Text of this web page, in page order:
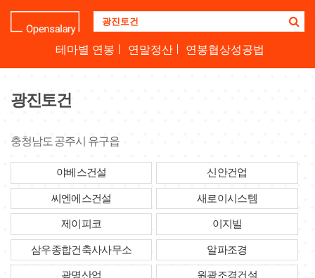
업
명
테마별 연봉 연말정산 연봉협상성공법
광진토건
충청남도 공주시 유구읍
야베스건설 신안건업
씨엔에스건설 새로이시스템
제이피코 이지빌
삼우종합건축사사무소 알파조경
광명산업 원광조경건설